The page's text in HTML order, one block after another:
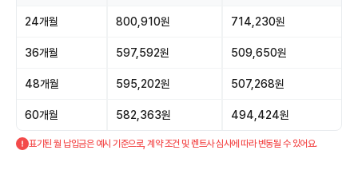
24개월 800,910원 714,230원
36개월 597,592원 509,650원
48개월 595,202원 507,268원
60개월 582,363원 494,424원
표기된 월 납입금은 예시 기준으로, 계약 조건 및 렌트사 심사에 따라 변동될 수 있어요.